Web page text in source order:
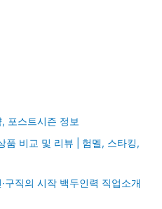
포스트시즌 정보
품 비교 및 리뷰 | 험멜, 스타킹,
직의 시작 백두인력 직업소개